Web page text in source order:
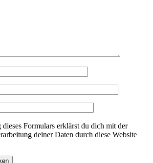
Formulars erklärst du dich mit der
deiner Daten durch diese Website